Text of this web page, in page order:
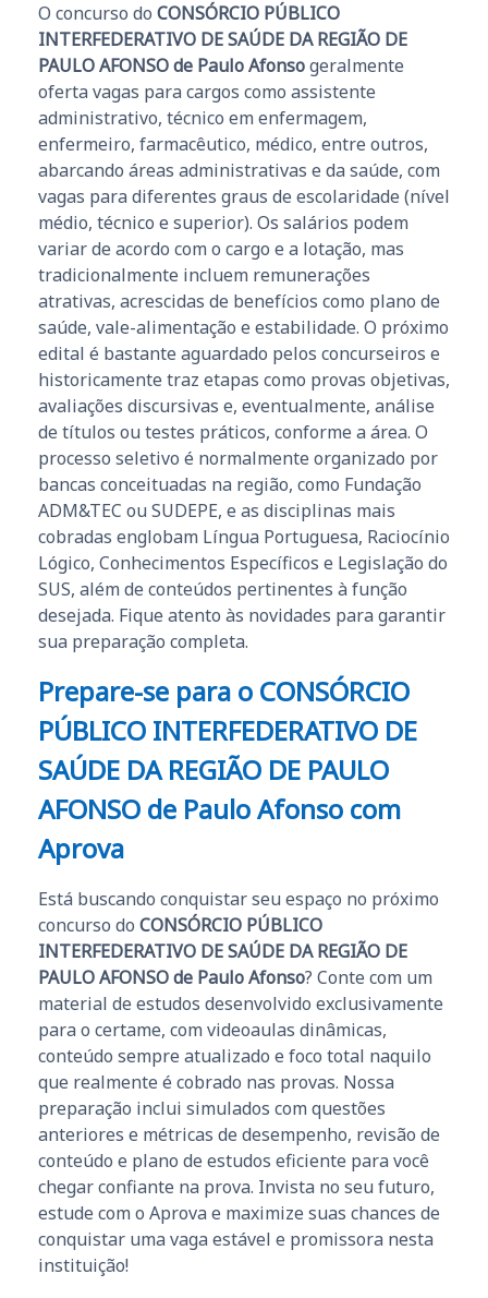
O concurso do CONSÓRCIO PÚBLICO
INTERFEDERATIVO DE SAÚDE DA REGIÃO DE
PAULO AFONSO de Paulo Afonsogeralmente
oferta vagas para cargos como assistente
administrativo, técnico em enfermagem,
enfermeiro, farmacêutico, médico, entre outros,
abarcando áreas administrativas e da saúde, com
vagas para diferentes graus de escolaridade (nível
médio, técnico e superior). Os salários podem
variar de acordo com o cargo e a lotação, mas
tradicionalmente incluem remunerações
atrativas, acrescidas de benefícios como plano de
saúde, vale-alimentação e estabilidade. O próximo
edital é bastante aguardado pelos concurseiros e
historicamente traz etapas como provas objetivas,
avaliações discursivas e, eventualmente, análise
de títulos ou testes práticos, conforme a área. O
processo seletivo é normalmente organizado por
bancas conceituadas na região, como Fundação
ADM&TEC ou SUDEPE, e as disciplinas mais
cobradas englobam Língua Portuguesa, Raciocínio
Lógico, Conhecimentos Específicos e Legislação do
SUS, além de conteúdos pertinentes à função
desejada. Fique atento às novidades para garantir
sua preparação completa.
Prepare-se para o CONSÓRCIO
PÚBLICO INTERFEDERATIVO DE
SAÚDE DA REGIÃO DE PAULO
AFONSO de Paulo Afonso com
Aprova
Está buscando conquistar seu espaço no próximo
concurso do CONSÓRCIO PÚBLICO
INTERFEDERATIVO DE SAÚDE DA REGIÃO DE
PAULO AFONSO de Paulo Afonso? Conte com um
material de estudos desenvolvido exclusivamente
para o certame, com videoaulas dinâmicas,
conteúdo sempre atualizado e foco total naquilo
que realmente é cobrado nas provas. Nossa
preparação inclui simulados com questões
anteriores e métricas de desempenho, revisão de
conteúdo e plano de estudos eficiente para você
chegar confiante na prova. Invista no seu futuro,
estude com o Aprova e maximize suas chances de
conquistar uma vaga estável e promissora nesta
instituição!